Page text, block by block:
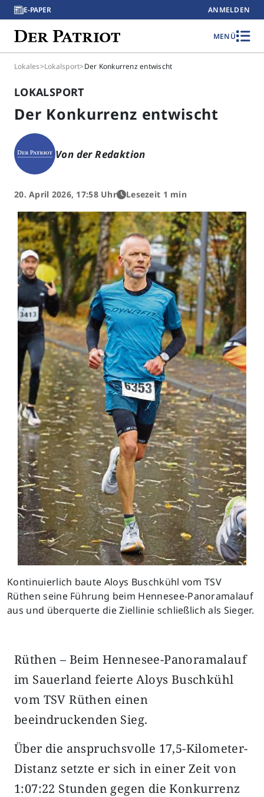
E-PAPER ANMELDEN
MENÜ
Lokales>Lokalsport>Der Konkurrenz entwischt
LOKALSPORT
Der Konkurrenz entwischt
Von der Redaktion
20. April 2026, 17:58 Uhr Lesezeit 1 min
Kontinuierlich baute Aloys Buschkühl vom TSV
Rüthen seine Führung beim Hennesee-Panoramalauf
aus und überquerte die Ziellinie schließlich als Sieger.
Rüthen – Beim Hennesee-Panoramalauf
im Sauerland feierte Aloys Buschkühl
vom TSV Rüthen einen
beeindruckenden Sieg.
Über die anspruchsvolle 17,5-Kilometer-
Distanz setzte er sich in einer Zeit von
1:07:22 Stunden gegen die Konkurrenz